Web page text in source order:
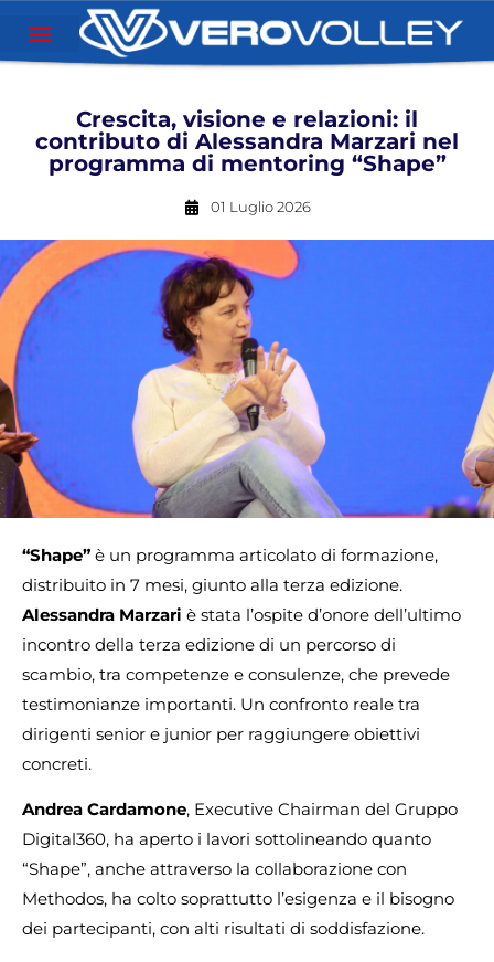
Crescita, visione e relazioni: il
contributo di Alessandra Marzari nel
programma di mentoring “Shape”
01 Luglio 2026
“Shape” è un programma articolato di formazione,
distribuito in 7 mesi, giunto alla terza edizione.
Alessandra Marzari è stata l’ospite d’onore dell’ultimo
incontro della terza edizione di un percorso di
scambio, tra competenze e consulenze, che prevede
testimonianze importanti. Un confronto reale tra
dirigenti senior e junior per raggiungere obiettivi
concreti.
Andrea Cardamone, Executive Chairman del Gruppo
Digital360, ha aperto i lavori sottolineando quanto
“Shape”, anche attraverso la collaborazione con
Methodos, ha colto soprattutto l’esigenza e il bisogno
dei partecipanti, con alti risultati di soddisfazione.